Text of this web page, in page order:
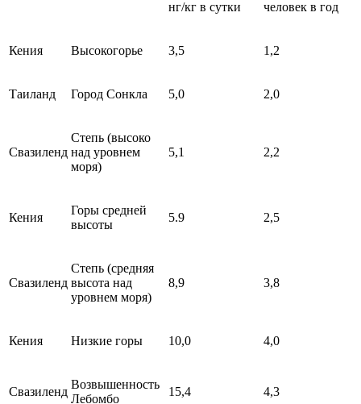
нг/кг в сутки
человек в год
Кения Высокогорье 3,5 1,2
Таиланд Город Сонкла 5,0 2,0
Свазиленд
Степь (высоко
над уровнем
моря)
5,1 2,2
Кения
Горы средней
высоты
5.9 2,5
Свазиленд
Степь (средняя
высота над
уровнем моря)
8,9 3,8
Кения Низкие горы 10,0 4,0
Свазиленд
Возвышенность
Лебомбо
15,4 4,3